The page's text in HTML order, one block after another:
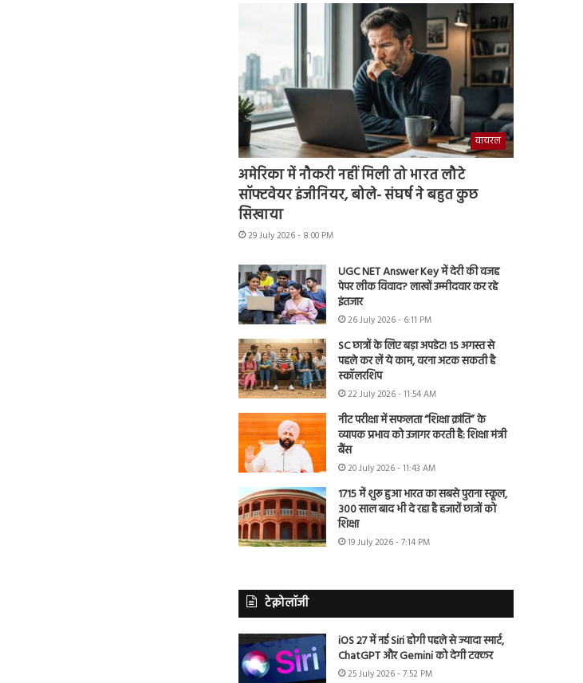
वायरल
अमेरिका में नौकरी नहीं मिली तो भारत लौटे
सॉफ्टवेयर इंजीनियर, बोले- संघर्ष ने बहुत कुछ
सिखाया
29 July 2026 - 8:00 PM
UGC NET Answer Key में देरी की वजह
पेपर लीक विवाद? लाखों उम्मीदवार कर रहे
इंतजार
26 July 2026 - 6:11 PM
SC छात्रों के लिए बड़ा अपडेट! 15 अगस्त से
पहले कर लें ये काम, वरना अटक सकती है
स्कॉलरशिप
22 July 2026 - 11:54 AM
नीट परीक्षा में सफलता “शिक्षा क्रांति” के
व्यापक प्रभाव को उजागर करती है: शिक्षा मंत्री
बैंस
20 July 2026 - 11:43 AM
1715 में शुरू हुआ भारत का सबसे पुराना स्कूल,
300 साल बाद भी दे रहा है हजारों छात्रों को
शिक्षा
19 July 2026 - 7:14 PM
टेक्नोलॉजी
iOS 27 में नई Siri होगी पहले से ज्यादा स्मार्ट,
ChatGPT और Gemini को देगी टक्कर
25 July 2026 - 7:52 PM